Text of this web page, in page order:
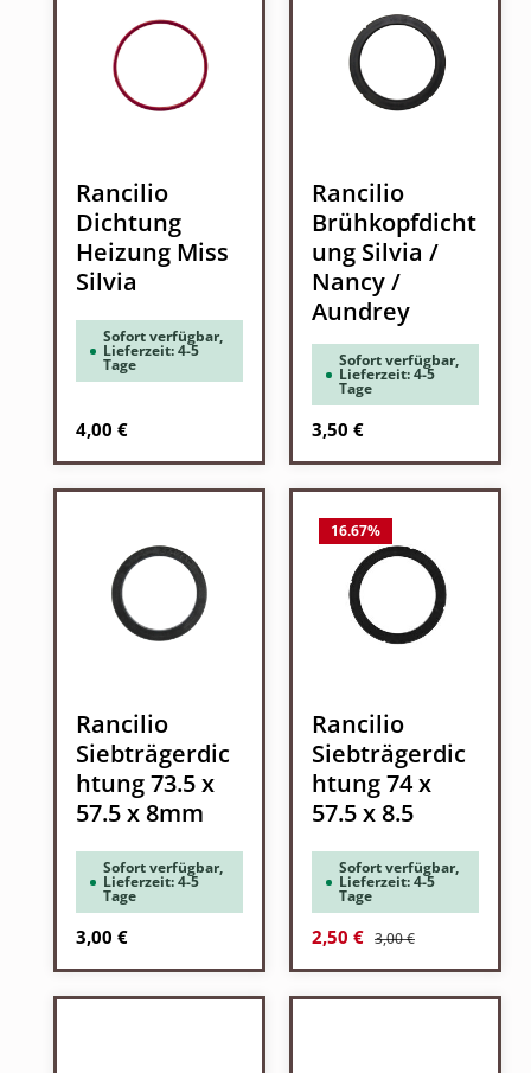
Rancilio
Dichtung
Heizung Miss
Silvia
Sofort verfügbar,
Lieferzeit: 4-5
Tage
Regulärer Preis:
4,00 €
Rancilio
Brühkopfdicht
ung Silvia /
Nancy /
Aundrey
Sofort verfügbar,
Lieferzeit: 4-5
Tage
Regulärer Preis:
3,50 €
Rancilio
Siebträgerdic
htung 73.5 x
57.5 x 8mm
Sofort verfügbar,
Lieferzeit: 4-5
Tage
Regulärer Preis:
3,00 €
16.67%
Rancilio
Siebträgerdic
htung 74 x
57.5 x 8.5
Sofort verfügbar,
Lieferzeit: 4-5
Tage
Verkaufspreis:
2,50 € Regulärer Preis:
3,00 €